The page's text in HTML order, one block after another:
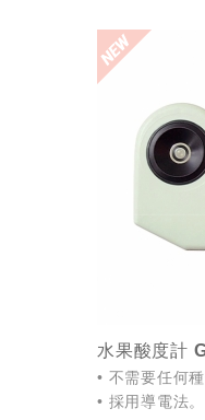
THD-638-MD
功能
...
水果酸度計
• 不需要任何
• 採用導電法。